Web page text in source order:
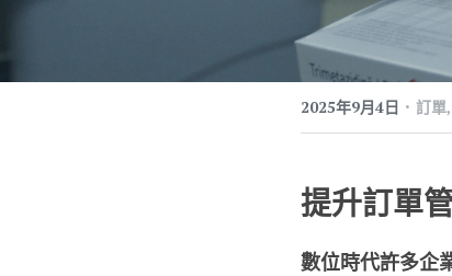
2025年9月4日 · 訂單,
提升訂單
數位時代許多企